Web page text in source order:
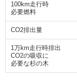
100km走行時
必要燃料
CO2排出量
1万km走行時排出
CO2の吸収に
必要な杉の木